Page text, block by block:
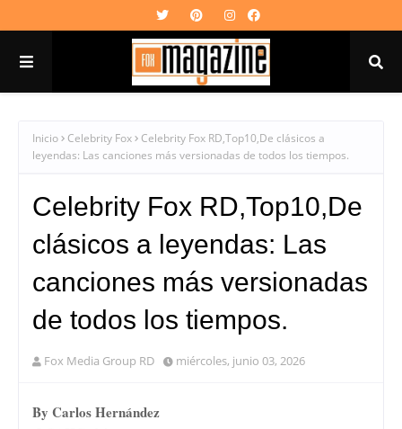
Inicio Celebrity Fox
Celebrity Fox RD,Top10,De clásicos a
leyendas: Las canciones más versionadas de todos los tiempos.
Celebrity Fox RD,Top10,De
clásicos a leyendas: Las
canciones más versionadas
de todos los tiempos.
Fox Media Group RD miércoles, junio 03, 2026
By Carlos Hernández